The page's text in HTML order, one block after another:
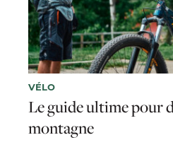
VÉLO
Le guide ultime pour
montagne